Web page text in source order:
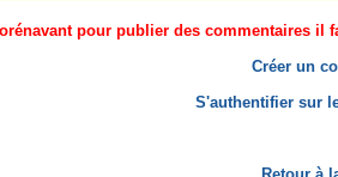
pour publier des commentaires il
Créer un
S'authentifier sur